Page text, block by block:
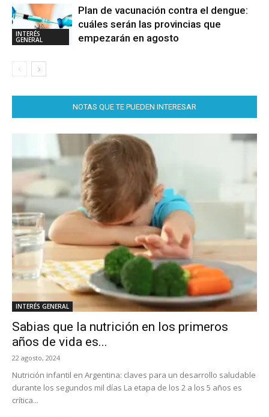
INTERÉS
GENERAL
Plan de vacunación contra el dengue:
cuáles serán las provincias que
empezarán en agosto
NOTAS QUE TE PUEDEN INTERESAR
INTERÉS GENERAL
Sabias que la nutrición en los primeros
años de vida es...
22 agosto, 2024
Nutrición infantil en Argentina: claves para un desarrollo saludable
durante los segundos mil días La etapa de los 2 a los 5 años es
crítica...